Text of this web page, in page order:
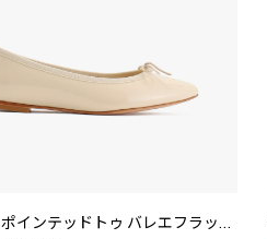
Cendrillon ポインテッドトゥ バレエフラット - FRサイズ